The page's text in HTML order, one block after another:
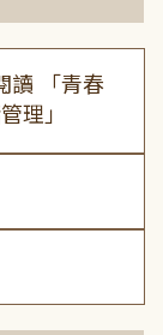
讀 「青春
理」